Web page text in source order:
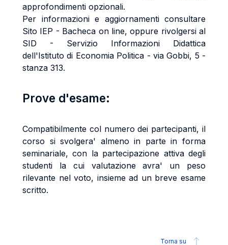
approfondimenti opzionali.
Per informazioni e aggiornamenti consultare
Sito IEP - Bacheca on line, oppure rivolgersi al
SID - Servizio Informazioni Didattica
dell'Istituto di Economia Politica - via Gobbi, 5 -
stanza 313.
Prove d'esame:
Compatibilmente col numero dei partecipanti, il
corso si svolgera' almeno in parte in forma
seminariale, con la partecipazione attiva degli
studenti la cui valutazione avra' un peso
rilevante nel voto, insieme ad un breve esame
scritto.
Torna su